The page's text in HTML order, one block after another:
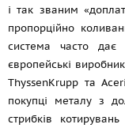
і так званим
пропорційно
система часто дає
європейські
ThyssenKrupp та
покупці металу з
стрибків